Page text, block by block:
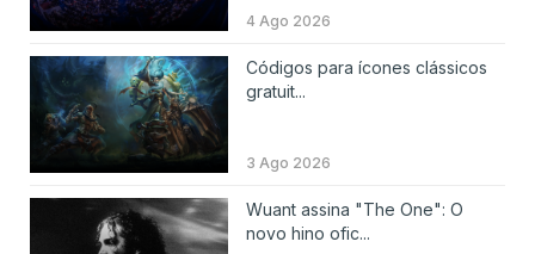
4 Ago 2026
Códigos para ícones clássicos
gratuit...
3 Ago 2026
Wuant assina "The One": O
novo hino ofic...